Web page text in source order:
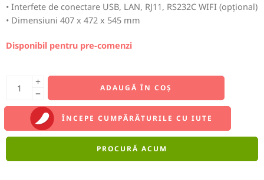
• Interfete de conectare USB, LAN, RJ11, RS232C WIFI (opțional)
• Dimensiuni 407 x 472 x 545 mm
Disponibil pentru pre-comenzi
ADAUGĂ ÎN COȘ
ÎNCEPE CUMPĂRĂTURILE CU IUTE
PROCURĂ ACUM